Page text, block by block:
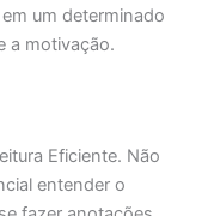
um determinado
a motivação.
Eficiente. Não
entender o